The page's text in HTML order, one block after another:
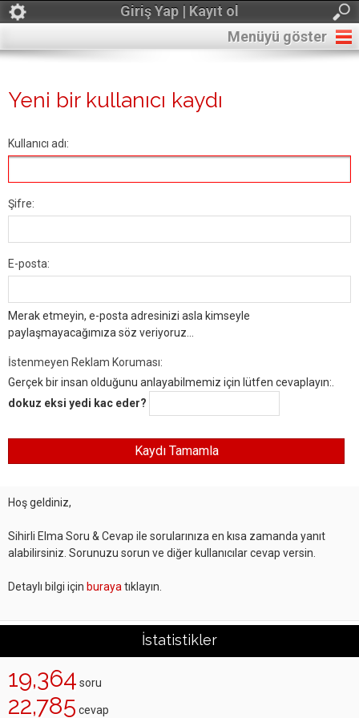
Giriş Yap | Kayıt ol
Menüyü göster
Yeni bir kullanıcı kaydı
Kullanıcı adı:
Şifre:
E-posta:
Merak etmeyin, e-posta adresinizi asla kimseyle
paylaşmayacağımıza söz veriyoruz...
İstenmeyen Reklam Koruması:
Gerçek bir insan olduğunu anlayabilmemiz için lütfen cevaplayın:.
dokuz eksi yedi kac eder?
Hoş geldiniz,
Sihirli Elma Soru & Cevap ile sorularınıza en kısa zamanda yanıt
alabilirsiniz. Sorunuzu sorun ve diğer kullanıcılar cevap versin.
Detaylı bilgi için buraya tıklayın.
İstatistikler
19,364 soru
22,785 cevap